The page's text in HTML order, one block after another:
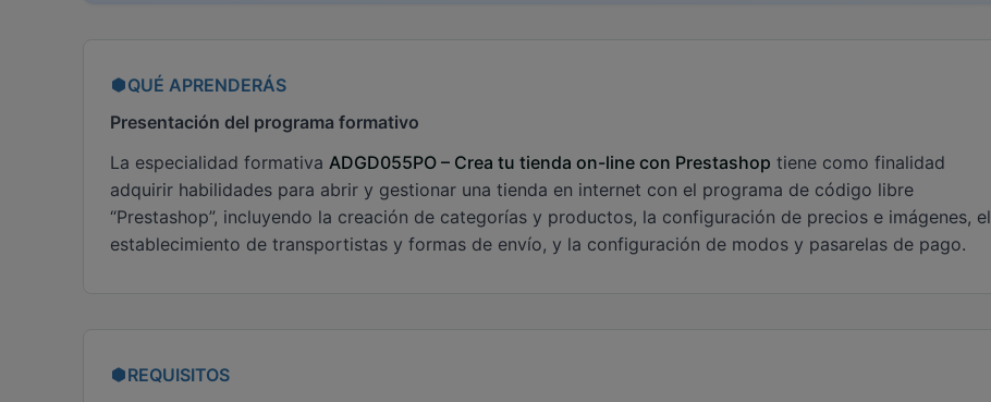
QUÉ APRENDERÁS
Presentación del programa formativo
La especialidad formativa ADGD055PO – Crea tu tienda on-line con Prestashop tiene como finalidad
adquirir habilidades para abrir y gestionar una tienda en internet con el programa de código libre
“Prestashop”, incluyendo la creación de categorías y productos, la configuración de precios e imágenes, el
establecimiento de transportistas y formas de envío, y la configuración de modos y pasarelas de pago.
REQUISITOS